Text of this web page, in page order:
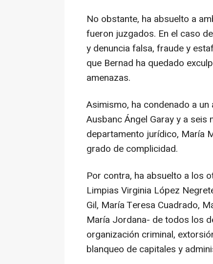
No obstante, ha absuelto a
fueron juzgados. En el caso
y denuncia falsa, fraude y
que Bernad ha quedado
amenazas.
Asimismo, ha condenado a
Ausbanc Ángel Garay y a
departamento jurídico, María
grado de complicidad.
Por contra, ha absuelto a los
Limpias Virginia López
Gil, María Teresa Cuadrado,
María Jordana- de todos los
organización criminal,
blanqueo de capitales y